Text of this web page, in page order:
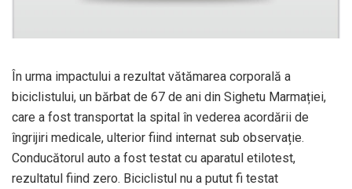
În urma impactului a rezultat vătămarea corporală a
biciclistului, un bărbat de 67 de ani din Sighetu Marmației,
care a fost transportat la spital în vederea acordării de
îngrijiri medicale, ulterior fiind internat sub observație.
Conducătorul auto a fost testat cu aparatul etilotest,
rezultatul fiind zero. Biciclistul nu a putut fi testat